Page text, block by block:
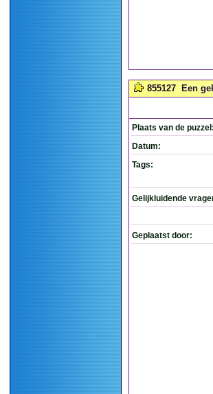
855127 Een
Plaats van de puzzel:
Datum:
Tags:
Gelijkluidende
Geplaatst door: